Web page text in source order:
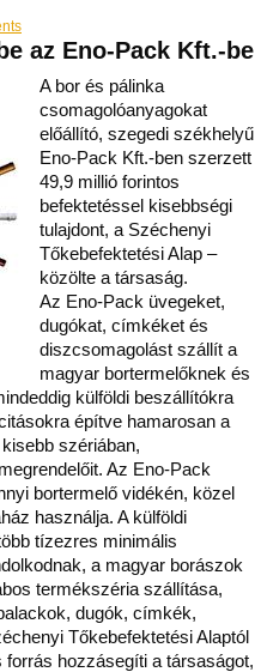
az Eno-Pack Kft.-be
A bor és pálinka
csomagolóanyagokat
előállító, szegedi székhelyű
Eno-Pack Kft.-ben szerzett
49,9 millió forintos
befektetéssel kisebbségi
tulajdont, a Széchenyi
Tőkebefektetési Alap –
közölte a társaság.
Az Eno-Pack üvegeket,
dugókat, címkéket és
diszcsomagolást szállít a
magyar bortermelőknek és
külföldi beszállítókra
építve hamarosan a
szériában,
Az Eno-Pack
bortermelő vidékén, közel
használja. A külföldi
tízezres minimális
a magyar borászok
termékszéria szállítása,
dugók, címkék,
Tőkebefektetési Alaptól
hozzásegíti a társaságot,